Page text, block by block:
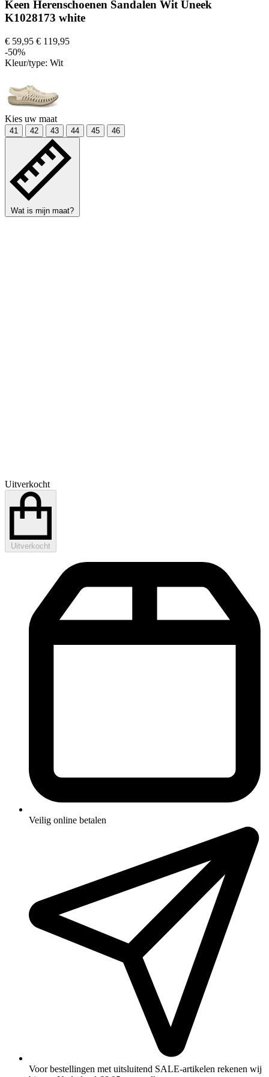
Keen Herenschoenen Sandalen Wit Uneek
K1028173 white
€ 59,95 € 119,95
-50%
Kleur/type: Wit
Kies uw maat
41 42 43 44 45 46
Wat is mijn maat?
Uitverkocht
Uitverkocht
Veilig online betalen
Voor bestellingen met uitsluitend SALE‑artikelen rekenen wij